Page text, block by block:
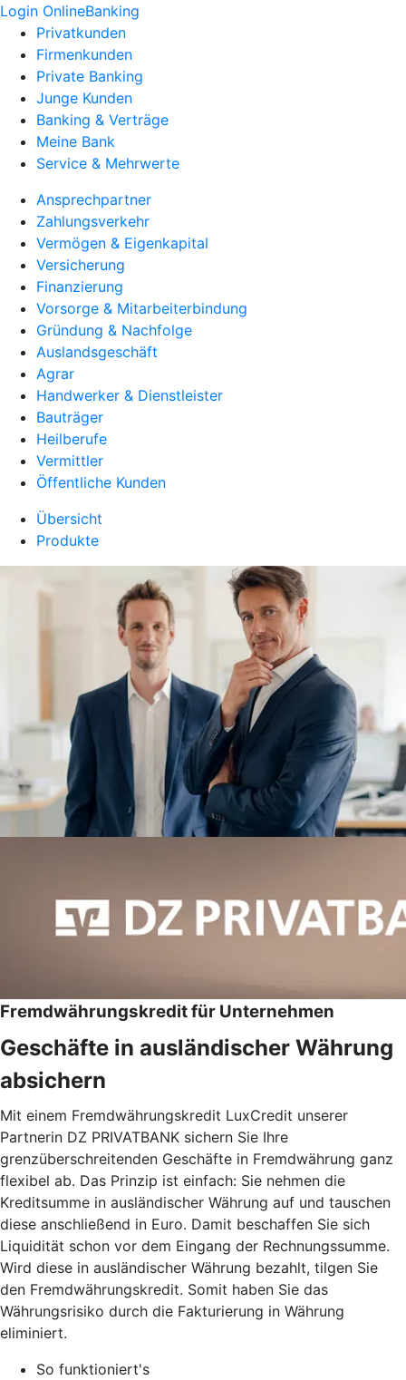
Login OnlineBanking
Privatkunden
Firmenkunden
Private Banking
Junge Kunden
Banking & Verträge
Meine Bank
Service & Mehrwerte
Ansprechpartner
Zahlungsverkehr
Vermögen & Eigenkapital
Versicherung
Finanzierung
Vorsorge & Mitarbeiterbindung
Gründung & Nachfolge
Auslandsgeschäft
Agrar
Handwerker & Dienstleister
Bauträger
Heilberufe
Vermittler
Öffentliche Kunden
Übersicht
Produkte
Fremdwährungskredit für Unternehmen
Geschäfte in ausländischer Währung
absichern
Mit einem Fremdwährungskredit LuxCredit unserer
Partnerin DZ PRIVATBANK sichern Sie Ihre
grenzüberschreitenden Geschäfte in Fremdwährung ganz
flexibel ab. Das Prinzip ist einfach: Sie nehmen die
Kreditsumme in ausländischer Währung auf und tauschen
diese anschließend in Euro. Damit beschaffen Sie sich
Liquidität schon vor dem Eingang der Rechnungssumme.
Wird diese in ausländischer Währung bezahlt, tilgen Sie
den Fremdwährungskredit. Somit haben Sie das
Währungsrisiko durch die Fakturierung in Währung
eliminiert.
So funktioniert's